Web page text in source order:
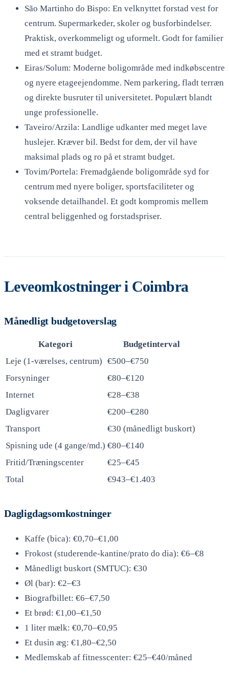
São Martinho do Bispo: En velknyttet forstad vest for
centrum. Supermarkeder, skoler og busforbindelser.
Praktisk, overkommeligt og uformelt. Godt for familier
med et stramt budget.
Eiras/Solum: Moderne boligområde med indkøbscentre
og nyere etageejendomme. Nem parkering, fladt terræn
og direkte busruter til universitetet. Populært blandt
unge professionelle.
Taveiro/Arzila: Landlige udkanter med meget lave
huslejer. Kræver bil. Bedst for dem, der vil have
maksimal plads og ro på et stramt budget.
Tovim/Portela: Fremadgående boligområde syd for
centrum med nyere boliger, sportsfaciliteter og
voksende detailhandel. Et godt kompromis mellem
central beliggenhed og forstadspriser.
Leveomkostninger i Coimbra
Månedligt budgetoverslag
Kategori
Budgetinterval
Leje (1-værelses, centrum) €500–€750
Forsyninger
€80–€120
Internet
€28–€38
Dagligvarer
€200–€280
Transport
€30 (månedligt buskort)
Spisning ude (4 gange/md.) €80–€140
Fritid/Træningscenter
€25–€45
Total
€943–€1.403
Dagligdagsomkostninger
Kaffe (bica): €0,70–€1,00
Frokost (studerende-kantine/prato do dia): €6–€8
Månedligt buskort (SMTUC): €30
Øl (bar): €2–€3
Biografbillet: €6–€7,50
Et brød: €1,00–€1,50
1 liter mælk: €0,70–€0,95
Et dusin æg: €1,80–€2,50
Medlemskab af fitnesscenter: €25–€40/måned